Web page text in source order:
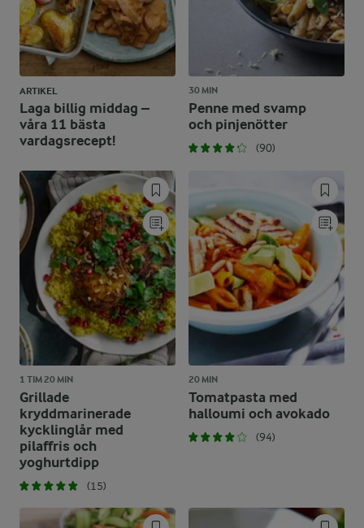
ARTIKEL
Laga billig middag –
våra 11 bästa
vardagsrecept!
30 MIN
Penne med svamp
och pinjenötter
(90)
1 TIM 20 MIN
Grillade
kryddmarinerade
kycklinglår med
pilaffris och
yoghurtdipp
(15)
20 MIN
Tomatpasta med
halloumi och avokado
(94)